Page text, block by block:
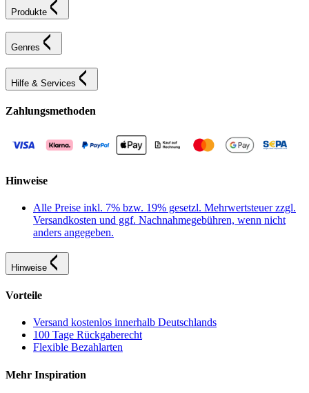
Produkte
Genres
Hilfe & Services
Zahlungsmethoden
Hinweise
Alle Preise inkl. 7% bzw. 19% gesetzl. Mehrwertsteuer zzgl.
Versandkosten und ggf. Nachnahmegebühren, wenn nicht
anders angegeben.
Hinweise
Vorteile
Versand kostenlos innerhalb Deutschlands
100 Tage Rückgaberecht
Flexible Bezahlarten
Mehr Inspiration